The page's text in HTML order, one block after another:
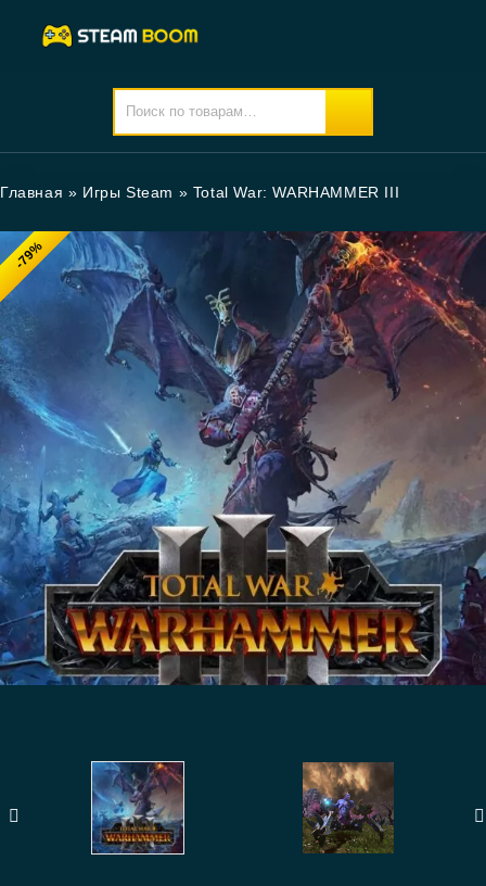
Главная » Игры Steam » Total War: WARHAMMER III
-79%